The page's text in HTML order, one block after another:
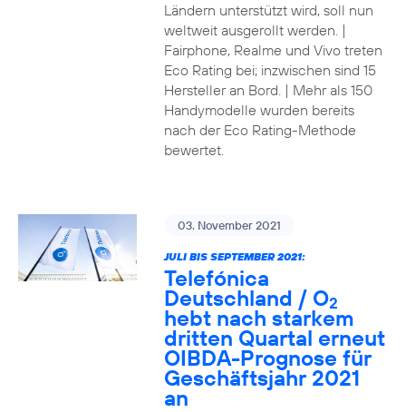
Ländern unterstützt wird, soll nun
weltweit ausgerollt werden. |
Fairphone, Realme und Vivo treten
Eco Rating bei; inzwischen sind 15
Hersteller an Bord. | Mehr als 150
Handymodelle wurden bereits
nach der Eco Rating-Methode
bewertet.
03. November 2021
JULI BIS SEPTEMBER 2021:
Telefónica
Deutschland / O2
hebt nach starkem
dritten Quartal erneut
OIBDA-Prognose für
Geschäftsjahr 2021
an